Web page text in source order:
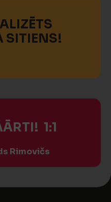
SITIENS!
1:1
Rimovičs